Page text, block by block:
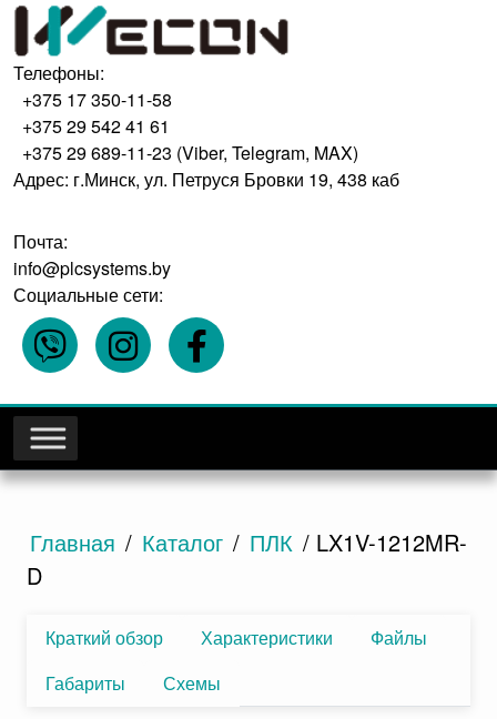
Телефоны:
+375 17 350-11-58
+375 29 542 41 61
+375 29 689-11-23 (Viber, Telegram, MAX)
Адрес: г.Минск, ул. Петруся Бровки 19, 438 каб
Почта:
info@plcsystems.by
Социальные сети:
Главная / Каталог / ПЛК / LX1V-1212MR-
D
Краткий обзор Характеристики
Файлы
Габариты
Схемы